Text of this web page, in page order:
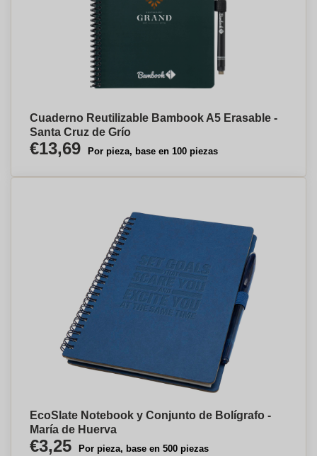
Cuaderno Reutilizable Bambook A5 Erasable -
Santa Cruz de Grío
€13,69 Por pieza, base en 100 piezas
EcoSlate Notebook y Conjunto de Bolígrafo -
María de Huerva
€3,25 Por pieza, base en 500 piezas